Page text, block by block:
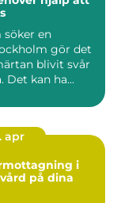
söker en
gör det
blivit svår
Det kan ha...
apr
i